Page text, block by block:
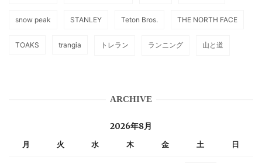
snow peak STANLEY Teton Bros. THE NORTH FACE
TOAKS trangia トレラン ランニング 山と道
ARCHIVE
2026年8月
月 火 水 木 金 土 日